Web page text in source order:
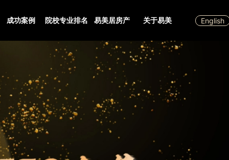
成功案例 院校专业排名 易美居房产 关于易美 English